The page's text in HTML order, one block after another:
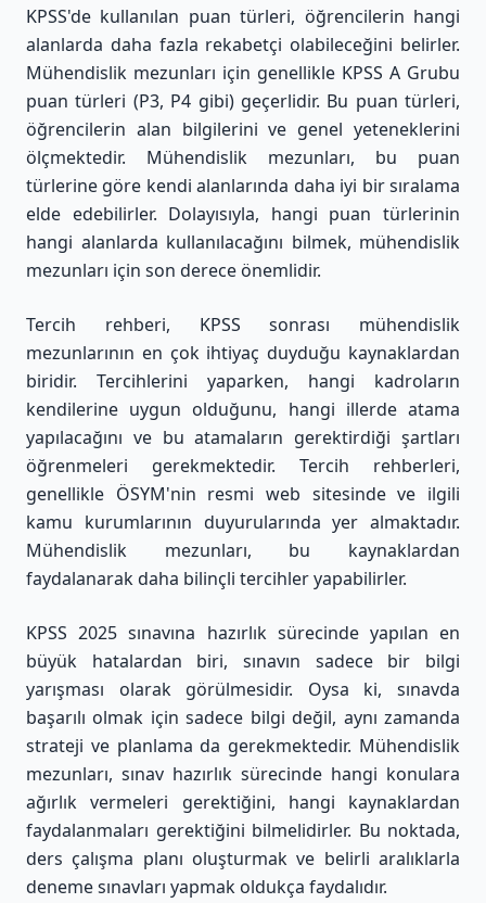
KPSS'de kullanılan puan türleri, öğrencilerin hangi
alanlarda daha fazla rekabetçi olabileceğini belirler.
Mühendislik mezunları için genellikle KPSS A Grubu
puan türleri (P3, P4 gibi) geçerlidir. Bu puan türleri,
öğrencilerin alan bilgilerini ve genel yeteneklerini
ölçmektedir. Mühendislik mezunları, bu puan
türlerine göre kendi alanlarında daha iyi bir sıralama
elde edebilirler. Dolayısıyla, hangi puan türlerinin
hangi alanlarda kullanılacağını bilmek, mühendislik
mezunları için son derece önemlidir.
Tercih rehberi, KPSS sonrası mühendislik
mezunlarının en çok ihtiyaç duyduğu kaynaklardan
biridir. Tercihlerini yaparken, hangi kadroların
kendilerine uygun olduğunu, hangi illerde atama
yapılacağını ve bu atamaların gerektirdiği şartları
öğrenmeleri gerekmektedir. Tercih rehberleri,
genellikle ÖSYM'nin resmi web sitesinde ve ilgili
kamu kurumlarının duyurularında yer almaktadır.
Mühendislik mezunları, bu kaynaklardan
faydalanarak daha bilinçli tercihler yapabilirler.
KPSS 2025 sınavına hazırlık sürecinde yapılan en
büyük hatalardan biri, sınavın sadece bir bilgi
yarışması olarak görülmesidir. Oysa ki, sınavda
başarılı olmak için sadece bilgi değil, aynı zamanda
strateji ve planlama da gerekmektedir. Mühendislik
mezunları, sınav hazırlık sürecinde hangi konulara
ağırlık vermeleri gerektiğini, hangi kaynaklardan
faydalanmaları gerektiğini bilmelidirler. Bu noktada,
ders çalışma planı oluşturmak ve belirli aralıklarla
deneme sınavları yapmak oldukça faydalıdır.